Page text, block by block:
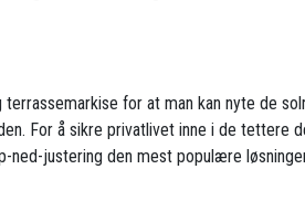
terrassemarkise for at man kan nyte de
For å sikre privatlivet inne i de tettere
ned-justering den mest populære